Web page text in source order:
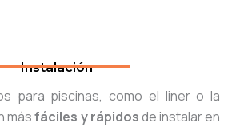
Instalación
para piscinas, como el liner o la
másfáciles y rápidosde instalar en